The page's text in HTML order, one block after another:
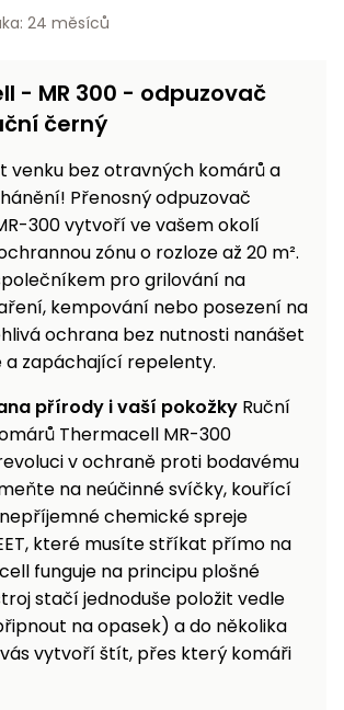
24 měsíců
- MR 300 - odpuzovač
černý
venku bez otravných komárů a
Přenosný odpuzovač
300 vytvoří ve vašem okolí
zónu o rozloze až 20 m².
pro grilování na
kempování nebo posezení na
ochrana bez nutnosti nanášet
a zapáchající repelenty.
přírody i vaší pokožky Ruční
Thermacell MR-300
v ochraně proti bodavému
na neúčinné svíčky, kouřící
chemické spreje
které musíte stříkat přímo na
funguje na principu plošné
stačí jednoduše položit vedle
na opasek) a do několika
vytvoří štít, přes který komáři